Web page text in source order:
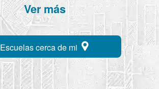
Ver más
Escuelas cerca de mi